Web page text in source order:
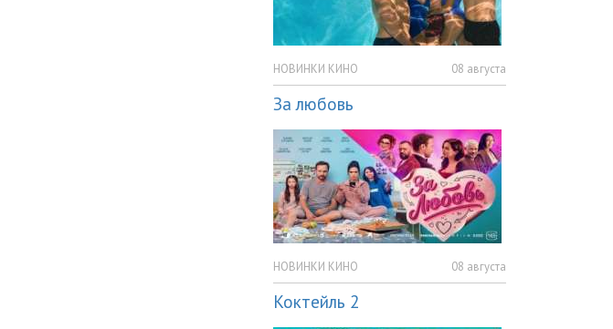
НОВИНКИ КИНО 08 августа
За любовь
НОВИНКИ КИНО 08 августа
Коктейль 2